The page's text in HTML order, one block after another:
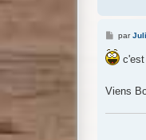
M
s
s
e
par
c'est
Viens